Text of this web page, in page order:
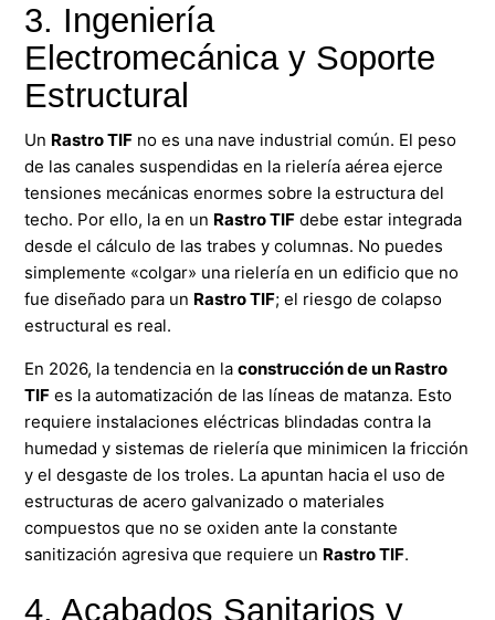
3. Ingeniería
Electromecánica y Soporte
Estructural
Un Rastro TIF no es una nave industrial común. El peso
de las canales suspendidas en la rielería aérea ejerce
tensiones mecánicas enormes sobre la estructura del
techo. Por ello, la en un Rastro TIF debe estar integrada
desde el cálculo de las trabes y columnas. No puedes
simplemente «colgar» una rielería en un edificio que no
fue diseñado para un Rastro TIF; el riesgo de colapso
estructural es real.
En 2026, la tendencia en laconstrucción de un Rastro
TIF es la automatización de las líneas de matanza. Esto
requiere instalaciones eléctricas blindadas contra la
humedad y sistemas de rielería que minimicen la fricción
y el desgaste de los troles. La apuntan hacia el uso de
estructuras de acero galvanizado o materiales
compuestos que no se oxiden ante la constante
sanitización agresiva que requiere un Rastro TIF.
4. Acabados Sanitarios y